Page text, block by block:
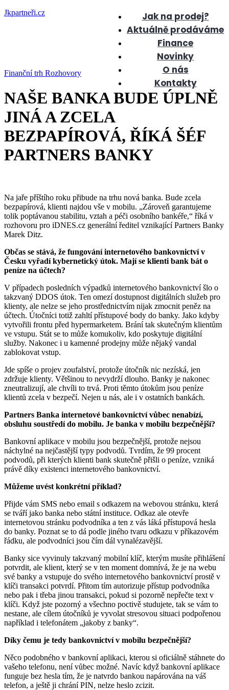
Jkpartneři.cz
Jak na prodej?
Aktuálně prodáváme
Finance
Novinky
O nás
Kontakty
Finanční trh Rozhovory
NAŠE BANKA BUDE ÚPLNĚ
JINÁ A ZCELA
BEZPAPÍROVÁ, ŘÍKÁ ŠÉF
PARTNERS BANKY
Na jaře příštího roku přibude na trhu nová banka. Bude zcela
bezpapírová, klienti najdou vše v mobilu. „Zároveň garantujeme
tolik poptávanou stabilitu, vztah a péči osobního bankéře,“ říká v
rozhovoru pro iDNES.cz generální ředitel vznikající Partners Banky
Marek Ditz.
Občas se stává, že fungování internetového bankovnictví v
Česku vyřadí kybernetický útok. Mají se klienti bank bát o
peníze na účtech?
V případech posledních výpadků internetového bankovnictví šlo o
takzvaný DDOS útok. Ten omezí dostupnost digitálních služeb pro
klienty, ale nelze se jeho prostřednictvím nijak zmocnit peněz na
účtech. Útočníci totiž zahltí přístupové body do banky. Jako kdyby
vytvořili frontu před hypermarketem. Brání tak skutečným klientům
ve vstupu. Stát se to může komukoliv, kdo poskytuje digitální
služby. Nakonec i u kamenné prodejny může nějaký vandal
zablokovat vstup.
Jde spíše o projev zoufalství, protože útočník nic nezíská, jen
zdržuje klienty. Většinou to nevydrží dlouho. Banky je nakonec
zneutralizují, ale chvíli to trvá. Proti těmto útokům jsou peníze
klientů zcela v bezpečí. Nejen u nás, ale i v ostatních bankách.
Partners Banka internetové bankovnictví vůbec nenabízí,
obsluhu soustředí do mobilu. Je banka v mobilu bezpečnější?
Bankovní aplikace v mobilu jsou bezpečnější, protože nejsou
náchylné na nejčastější typy podvodů. Tvrdím, že 99 procent
podvodů, při kterých klienti bank skutečně přišli o peníze, vzniká
právě díky existenci internetového bankovnictví.
Můžeme uvést konkrétní příklad?
Přijde vám SMS nebo email s odkazem na webovou stránku, která
se tváří jako banka nebo státní instituce. Odkaz ale otevře
internetovou stránku podvodníka a ten z vás láká přístupová hesla
do banky. Poznat se to dá podle jiného tvaru odkazu v příkazovém
řádku, ale podvodníci jsou čím dál vynalézavější.
Banky sice vyvinuly takzvaný mobilní klíč, kterým musíte přihlášení
potvrdit, ale klient, který se v ten moment domnívá, že je na webu
své banky a vstupuje do svého internetového bankovnictví prostě v
klíči transakci potvrdí. Přitom tím autorizuje přístup podvodníka
nebo pak i třeba jinou transakci, pokud si pozorně nepřečte text v
klíči. Když jste pozorný a všechno poctivě studujete, tak se vám to
nestane, ale cílem útočníků je vyvolat stresovou situaci podpořenou
například i telefonátem „jakoby z banky“.
Díky čemu je tedy bankovnictví v mobilu bezpečnější?
Něco podobného v bankovní aplikaci, kterou si oficiálně stáhnete do
vašeho telefonu, není vůbec možné. Navíc když bankovní aplikace
funguje bez hesla tím, že je natvrdo bankou napárována na váš
telefon, a ještě ji chrání PIN, nelze heslo zcizit.